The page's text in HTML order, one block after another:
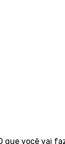
você vai